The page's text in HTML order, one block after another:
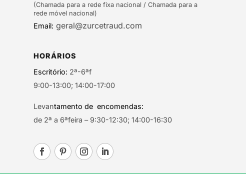
(Chamada para a rede fixa nacional / Chamada para a
rede móvel nacional)
Email: geral@zurcetraud.com
HORÁRIOS
Escritório: 2ª-6ªf
9:00-13:00; 14:00-17:00
Levantamento de encomendas:
de 2ª a 6ªfeira – 9:30-12:30; 14:00-16:30